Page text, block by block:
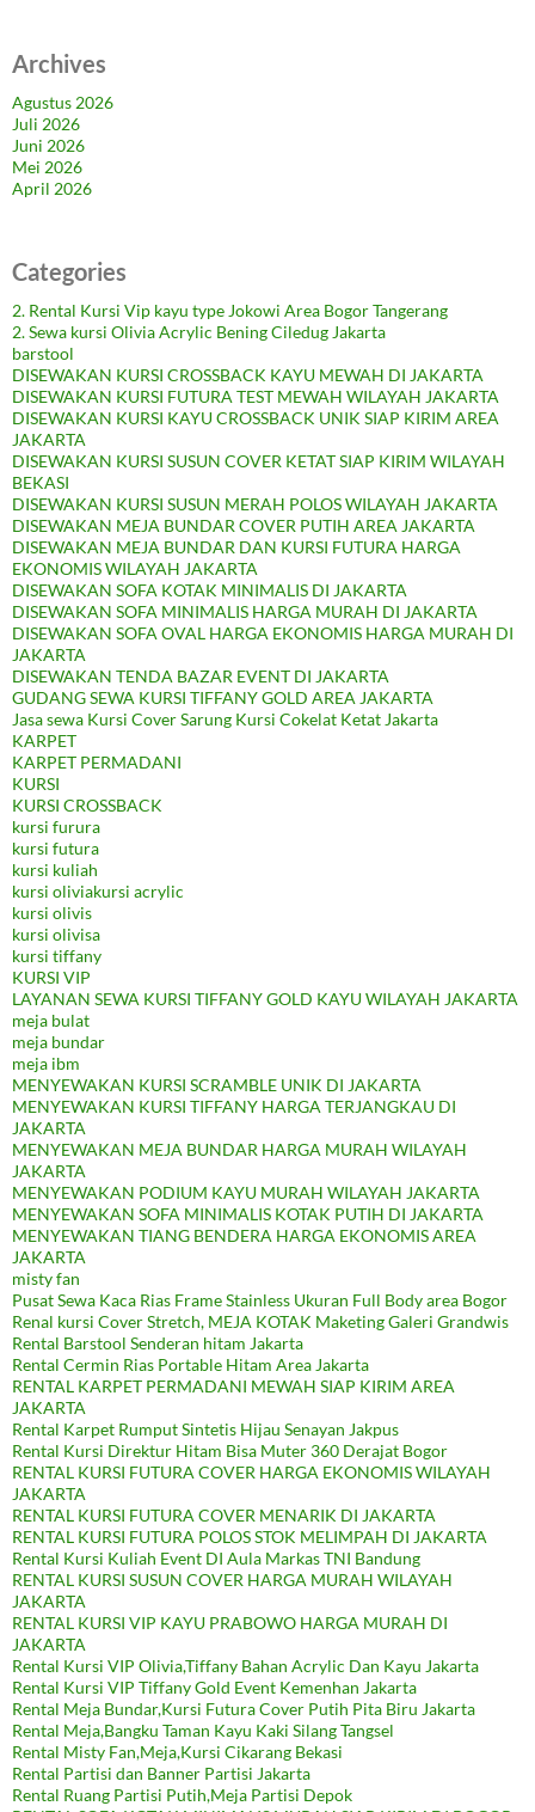
Archives
Agustus 2026
Juli 2026
Juni 2026
Mei 2026
April 2026
Categories
2. Rental Kursi Vip kayu type Jokowi Area Bogor Tangerang
2. Sewa kursi Olivia Acrylic Bening Ciledug Jakarta
barstool
DISEWAKAN KURSI CROSSBACK KAYU MEWAH DI JAKARTA
DISEWAKAN KURSI FUTURA TEST MEWAH WILAYAH JAKARTA
DISEWAKAN KURSI KAYU CROSSBACK UNIK SIAP KIRIM AREA
JAKARTA
DISEWAKAN KURSI SUSUN COVER KETAT SIAP KIRIM WILAYAH
BEKASI
DISEWAKAN KURSI SUSUN MERAH POLOS WILAYAH JAKARTA
DISEWAKAN MEJA BUNDAR COVER PUTIH AREA JAKARTA
DISEWAKAN MEJA BUNDAR DAN KURSI FUTURA HARGA
EKONOMIS WILAYAH JAKARTA
DISEWAKAN SOFA KOTAK MINIMALIS DI JAKARTA
DISEWAKAN SOFA MINIMALIS HARGA MURAH DI JAKARTA
DISEWAKAN SOFA OVAL HARGA EKONOMIS HARGA MURAH DI
JAKARTA
DISEWAKAN TENDA BAZAR EVENT DI JAKARTA
GUDANG SEWA KURSI TIFFANY GOLD AREA JAKARTA
Jasa sewa Kursi Cover Sarung Kursi Cokelat Ketat Jakarta
KARPET
KARPET PERMADANI
KURSI
KURSI CROSSBACK
kursi furura
kursi futura
kursi kuliah
kursi oliviakursi acrylic
kursi olivis
kursi olivisa
kursi tiffany
KURSI VIP
LAYANAN SEWA KURSI TIFFANY GOLD KAYU WILAYAH JAKARTA
meja bulat
meja bundar
meja ibm
MENYEWAKAN KURSI SCRAMBLE UNIK DI JAKARTA
MENYEWAKAN KURSI TIFFANY HARGA TERJANGKAU DI
JAKARTA
MENYEWAKAN MEJA BUNDAR HARGA MURAH WILAYAH
JAKARTA
MENYEWAKAN PODIUM KAYU MURAH WILAYAH JAKARTA
MENYEWAKAN SOFA MINIMALIS KOTAK PUTIH DI JAKARTA
MENYEWAKAN TIANG BENDERA HARGA EKONOMIS AREA
JAKARTA
misty fan
Pusat Sewa Kaca Rias Frame Stainless Ukuran Full Body area Bogor
Renal kursi Cover Stretch, MEJA KOTAK Maketing Galeri Grandwis
Rental Barstool Senderan hitam Jakarta
Rental Cermin Rias Portable Hitam Area Jakarta
RENTAL KARPET PERMADANI MEWAH SIAP KIRIM AREA
JAKARTA
Rental Karpet Rumput Sintetis Hijau Senayan Jakpus
Rental Kursi Direktur Hitam Bisa Muter 360 Derajat Bogor
RENTAL KURSI FUTURA COVER HARGA EKONOMIS WILAYAH
JAKARTA
RENTAL KURSI FUTURA COVER MENARIK DI JAKARTA
RENTAL KURSI FUTURA POLOS STOK MELIMPAH DI JAKARTA
Rental Kursi Kuliah Event DI Aula Markas TNI Bandung
RENTAL KURSI SUSUN COVER HARGA MURAH WILAYAH
JAKARTA
RENTAL KURSI VIP KAYU PRABOWO HARGA MURAH DI
JAKARTA
Rental Kursi VIP Olivia,Tiffany Bahan Acrylic Dan Kayu Jakarta
Rental Kursi VIP Tiffany Gold Event Kemenhan Jakarta
Rental Meja Bundar,Kursi Futura Cover Putih Pita Biru Jakarta
Rental Meja,Bangku Taman Kayu Kaki Silang Tangsel
Rental Misty Fan,Meja,Kursi Cikarang Bekasi
Rental Partisi dan Banner Partisi Jakarta
Rental Ruang Partisi Putih,Meja Partisi Depok